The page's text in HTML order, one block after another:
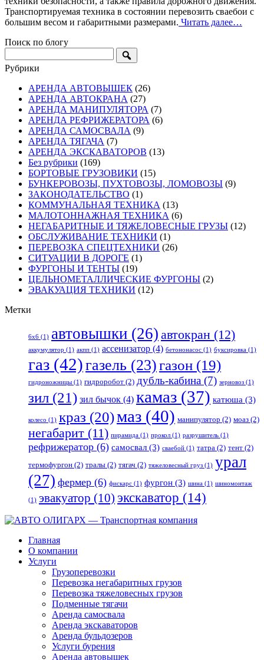
Транспортируемая техника в состоянии перевозить сваебои с
большим весом и габаритными размерами. Читать далее…
Поиск по блогу
Рубрики
АРЕНДА АВТОВЫШЕК (26)
АРЕНДА АВТОКРАНА (27)
АРЕНДА МАНИПУЛЯТОРА (7)
АРЕНДА РЕФРИЖЕРАТОРА (6)
АРЕНДА САМОСВАЛА (9)
АРЕНДА ТЯГАЧА (7)
АРЕНДА ЭКСКАВАТОРОВ (13)
Без рубрики (169)
БОРТОВЫЕ ГРУЗОВИКИ (15)
БУНКЕРОВОЗЫ, ПУХТОВОЗЫ, ЛОМОВОЗЫ (9)
ЗАКОНОДАТЕЛЬСТВО (1)
КОММУНАЛЬНАЯ ТЕХНИКА (13)
МАЛОТОННАЖНАЯ ТЕХНИКА (6)
НЕГАБАРИТНЫЕ И ТЯЖЕЛОВЕСНЫЕ ГРУЗЫ (12)
ОБСЛУЖИВАНИЕ ТЕХНИКИ (1)
ПЕРЕВОЗКА СПЕЦТЕХНИКИ (26)
СИТУАЦИИ В ДОРОГЕ (1)
ФУРГОНЫ И ТЕНТЫ (19)
ЦЕЛЬНОМЕТАЛЛИЧЕСКИЕ ФУРГОНЫ (2)
ЭВАКУАЦИЯ ТЕХНИКИ (12)
Метки
6x6 (1) автовышки (26) автокран (12)
аккумулятор (1) акпп (1) ассенизатор (4) бетононасос (1) буксировка (1)
газ (42)газель (23)газон (19)
гидроножницы (1) гидроробот (2) дубль-кабина (7) зерновоз (1)
зил (21) зил бычок (4) камаз (37) катюша (3)
колесо (1) краз (20)маз (40) манипулятор (2) моаз (2)
негабарит (11) пирамида (1) прокол (1) разрушитель (1)
рефрижератор (6) самосвал (3) сваебой (1) татра (2) тент (2)
термофургон (2) тралы (2) тягач (2) тяжеловесный груз (1) урал
(27) фермер (6) фискарс (1) фургон (3) шина (1) шиномонтаж
(1) эвакуатор (10) экскаватор (14)
Главная
О компании
Услуги
Грузоперевозки
Перевозка негабаритных грузов
Перевозка тяжеловесных грузов
Подменные тягачи
Аренда самосвала
Аренда экскаваторов
Аренда бульдозеров
Услуги бурения
Аренда автовышек